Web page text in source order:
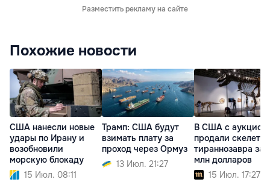
Разместить рекламу на сайте
Похожие новости
США нанесли новые
удары по Ирану и
возобновили
морскую блокаду
15 Июл. 08:11
Трамп: США будут
взимать плату за
проход через Ормуз
13 Июл. 21:27
В США с
продали скелет
тираннозавра за
млн долларов
15 Июл. 17:27